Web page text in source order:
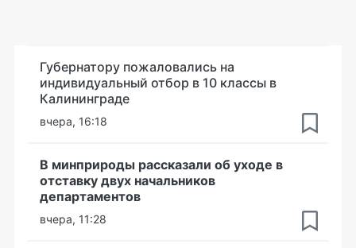
Губернатору пожаловались на
индивидуальный отбор в 10 классы в
Калининграде
вчера, 16:18
В минприроды рассказали об уходе в
отставку двух начальников
департаментов
вчера, 11:28